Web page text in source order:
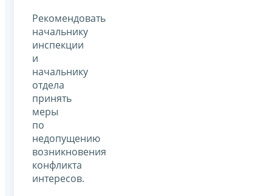
Рекомендовать
начальнику
инспекции
и
начальнику
отдела
принять
меры
по
недопущению
возникновения
конфликта
интересов.